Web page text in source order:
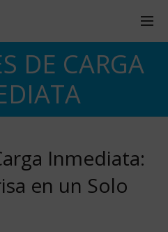
DE CARGA
Inmediata:
en un Solo